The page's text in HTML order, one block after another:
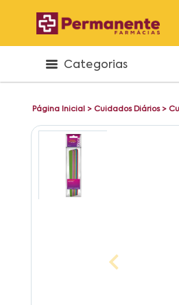
Categorias
Página Inicial > Cuidados Diários>